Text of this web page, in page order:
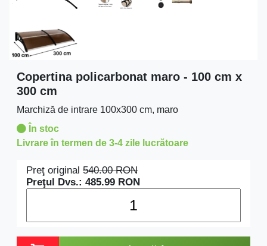
Copertina policarbonat maro - 100 cm x
300 cm
Marchiză de intrare 100x300 cm, maro
În stoc
Livrare în termen de 3-4 zile lucrătoare
Preţ original 540.00RON
Preţul Dvs.: 485.99 RON